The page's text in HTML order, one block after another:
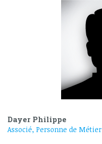
Dayer Philippe
Associé, Personne de Métier